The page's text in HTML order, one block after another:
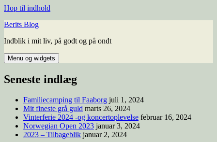
Hop til indhold
Berits Blog
Indblik i mit liv, på godt og på ondt
Menu og widgets
Seneste indlæg
Familiecamping til Faaborg juli 1, 2024
Mit fineste grå guld marts 26, 2024
Vinterferie 2024 -og koncertoplevelse februar 16, 2024
Norwegian Open 2023 januar 3, 2024
2023 – Tilbageblik januar 2, 2024